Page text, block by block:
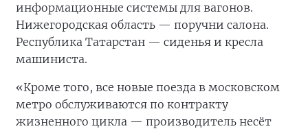
информационные системы для вагонов.
Нижегородская область — поручни салона.
Республика Татарстан — сиденья и кресла
машиниста.
«Кроме того, все новые поезда в московском
метро обслуживаются по контракту
жизненного цикла — производитель несёт